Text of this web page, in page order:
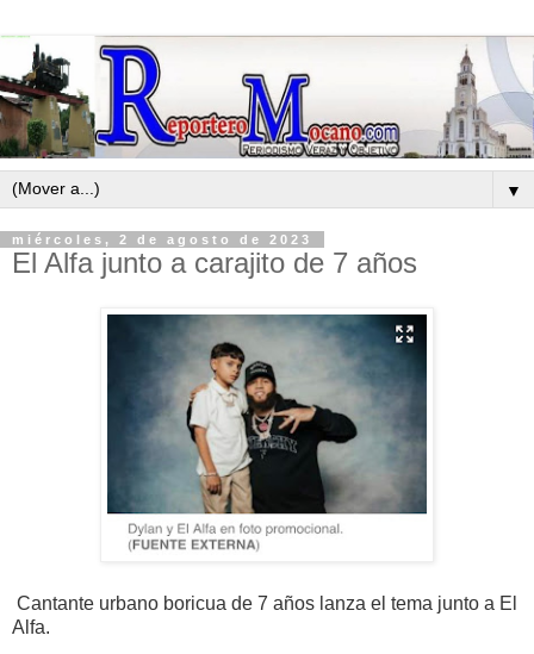
▼
miércoles, 2 de agosto de 2023
El Alfa junto a carajito de 7 años
Cantante urbano boricua de 7 años lanza el tema junto a El
Alfa.